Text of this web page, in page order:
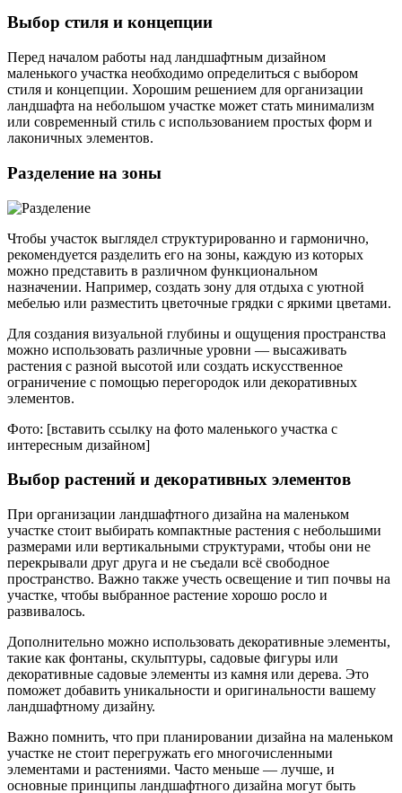
Выбор стиля и концепции
Перед началом работы над ландшафтным дизайном
маленького участка необходимо определиться с выбором
стиля и концепции. Хорошим решением для организации
ландшафта на небольшом участке может стать минимализм
или современный стиль с использованием простых форм и
лаконичных элементов.
Разделение на зоны
Чтобы участок выглядел структурированно и гармонично,
рекомендуется разделить его на зоны, каждую из которых
можно представить в различном функциональном
назначении. Например, создать зону для отдыха с уютной
мебелью или разместить цветочные грядки с яркими цветами.
Для создания визуальной глубины и ощущения пространства
можно использовать различные уровни — высаживать
растения с разной высотой или создать искусственное
ограничение с помощью перегородок или декоративных
элементов.
Фото: [вставить ссылку на фото маленького участка с
интересным дизайном]
Выбор растений и декоративных элементов
При организации ландшафтного дизайна на маленьком
участке стоит выбирать компактные растения с небольшими
размерами или вертикальными структурами, чтобы они не
перекрывали друг друга и не съедали всё свободное
пространство. Важно также учесть освещение и тип почвы на
участке, чтобы выбранное растение хорошо росло и
развивалось.
Дополнительно можно использовать декоративные элементы,
такие как фонтаны, скульптуры, садовые фигуры или
декоративные садовые элементы из камня или дерева. Это
поможет добавить уникальности и оригинальности вашему
ландшафтному дизайну.
Важно помнить, что при планировании дизайна на маленьком
участке не стоит перегружать его многочисленными
элементами и растениями. Часто меньше — лучше, и
основные принципы ландшафтного дизайна могут быть